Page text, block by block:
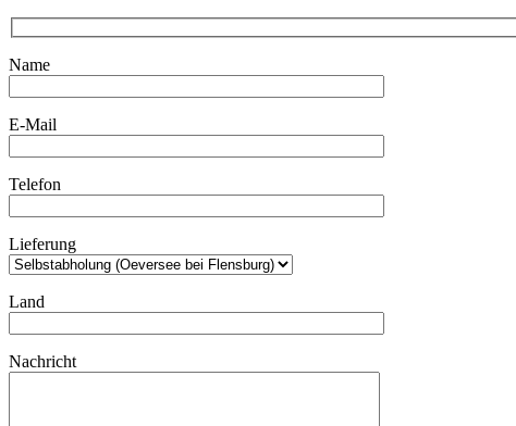
Name
E-Mail
Telefon
Lieferung
Land
Nachricht